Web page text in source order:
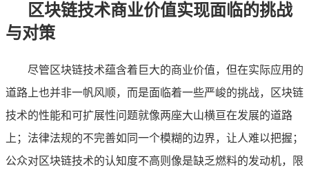
区块链技术商业价值实现面临的挑战
与对策
尽管区块链技术蕴含着巨大的商业价值，但在实际应用的
道路上也并非一帆风顺，而是面临着一些严峻的挑战，区块链
技术的性能和可扩展性问题就像两座大山横亘在发展的道路
上；法律法规的不完善如同一个模糊的边界，让人难以把握；
公众对区块链技术的认知度不高则像是缺乏燃料的发动机，限